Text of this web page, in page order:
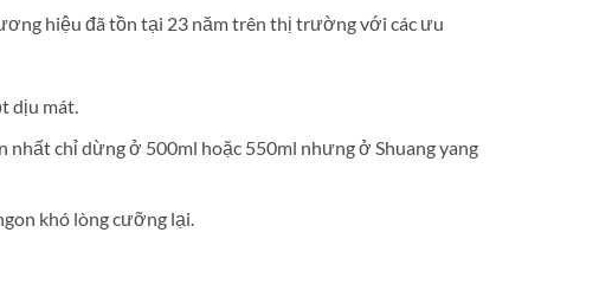
hiệu đã tồn tại 23 năm trên thị trường với các ưu
dịu mát.
chỉ dừng ở 500ml hoặc 550ml nhưng ở Shuang yang
khó lòng cưỡng lại.